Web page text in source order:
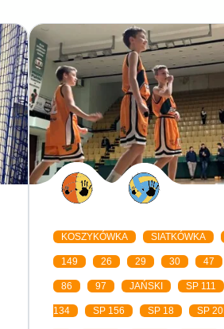
KOSZYKÓWKA SIATKÓWKA
149 26 29 30 47
86 97 JAŃSKI SP 111
134 SP 156 SP 18 SP 20